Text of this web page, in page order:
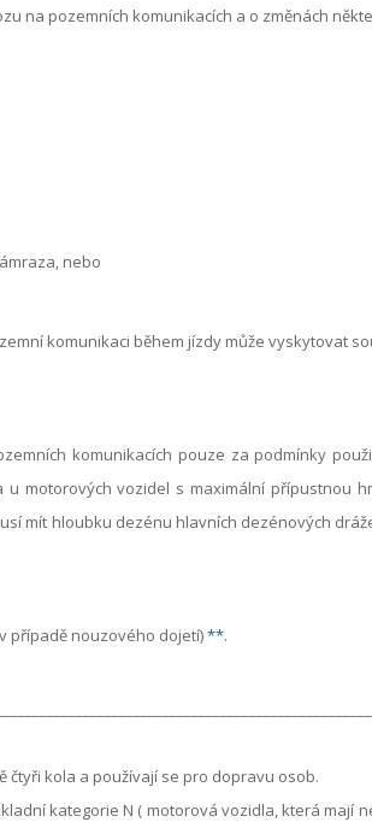
na pozemních komunikacích a o změnách
nebo
komunikaci během jízdy může vyskytovat
komunikacích pouze za podmínky
motorových vozidel s maximální přípustnou
mít hloubku dezénu hlavních dezénových
případě nouzového dojetí)**.
čtyři kola a používají se pro dopravu osob.
kategorie N ( motorová vozidla, která mají